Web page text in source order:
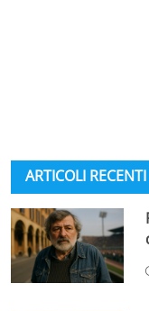
ARTICOLI RECENTI